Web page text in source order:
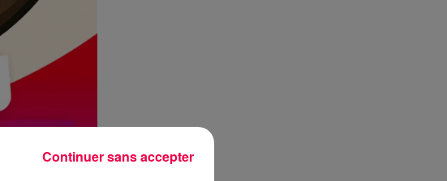
Continuer sans accepter